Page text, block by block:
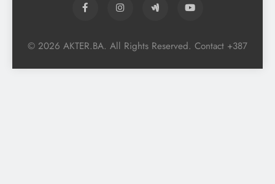
© 2026 AKTER.BA. All Rights Reserved. Contact +387